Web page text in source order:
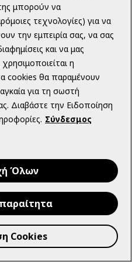
άλλο τρόπο στη χρήση
άλλο μέρος.
για λογαριασμό
προσώπου.
προσαρμόζετε,
(reverse engineer),
με οποιονδήποτε
να αποκτήσετε πρόσβαση
ειδοποίηση περί
εμπορικών σημάτων ή
που περιέχονται στις
με οποιονδήποτε άλλο
ιδιοκτησίας
μπορούν να
τεχνολογίες) για να
την εμπειρία σας, να σας
και να μας
η
cookies θα παραμένουν
για τη σωστή
Διαβάστε την Ειδοποίηση
Σύνδεσμος
Όλων
Cookies